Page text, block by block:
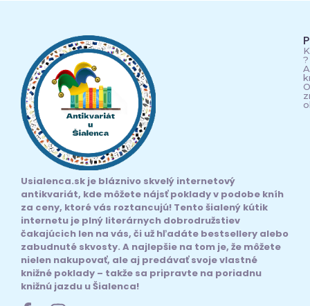
Usialenca.sk je bláznivo skvelý internetový
antikvariát, kde môžete nájsť poklady v podobe kníh
za ceny, ktoré vás roztancujú! Tento šialený kútik
internetu je plný literárnych dobrodružstiev
čakajúcich len na vás, či už hľadáte bestsellery alebo
zabudnuté skvosty. A najlepšie na tom je, že môžete
nielen nakupovať, ale aj predávať svoje vlastné
knižné poklady – takže sa pripravte na poriadnu
knižnú jazdu u Šialenca!
?